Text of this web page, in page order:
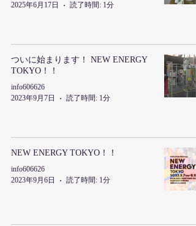
2025年6月17日
読了時間: 1分
ついに始まります！ NEW ENERGY
TOKYO！！
info606626
2023年9月7日
読了時間: 1分
NEW ENERGY TOKYO！！
info606626
2023年9月6日
読了時間: 1分